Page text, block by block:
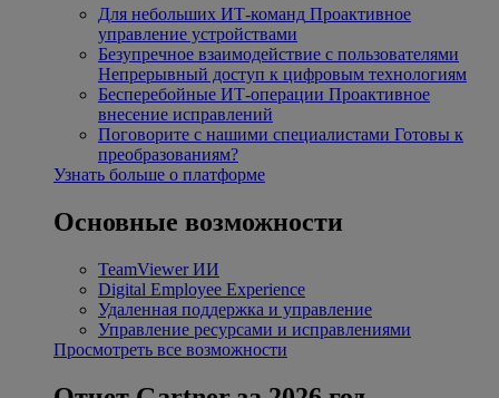
Для небольших ИТ-команд Проактивное
управление устройствами
Безупречное взаимодействие с пользователями
Непрерывный доступ к цифровым технологиям
Бесперебойные ИТ-операции Проактивное
внесение исправлений
Поговорите с нашими специалистами Готовы к
преобразованиям?
Узнать больше о платформе
Основные возможности
TeamViewer ИИ
Digital Employee Experience
Удаленная поддержка и управление
Управление ресурсами и исправлениями
Просмотреть все возможности